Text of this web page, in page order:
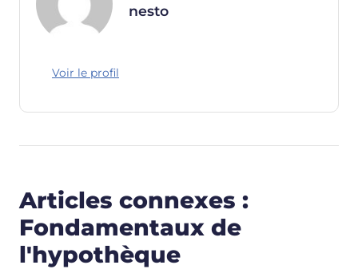
nesto
Voir le profil
Articles connexes :
Fondamentaux de
l'hypothèque